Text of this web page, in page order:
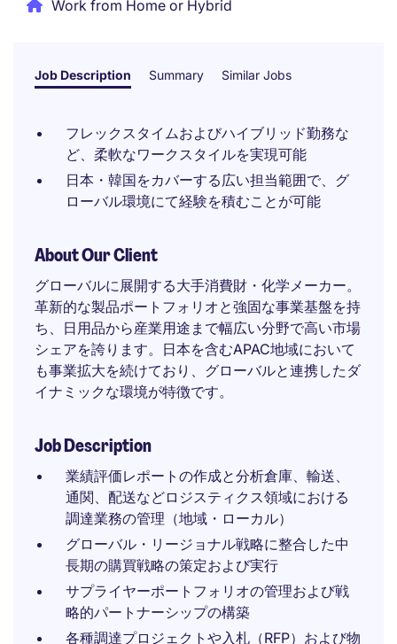
Work from Home or Hybrid
Job Description Summary Similar Jobs
フレックスタイムおよびハイブリッド勤務な
ど、柔軟なワークスタイルを実現可能
日本・韓国をカバーする広い担当範囲で、グ
ローバル環境にて経験を積むことが可能
About Our Client
グローバルに展開する大手消費財・化学メーカー。
革新的な製品ポートフォリオと強固な事業基盤を持
ち、日用品から産業用途まで幅広い分野で高い市場
シェアを誇ります。日本を含むAPAC地域において
も事業拡大を続けており、グローバルと連携したダ
イナミックな環境が特徴です。
Job Description
業績評価レポートの作成と分析倉庫、輸送、
通関、配送などロジスティクス領域における
調達業務の管理（地域・ローカル）
グローバル・リージョナル戦略に整合した中
長期の購買戦略の策定および実行
サプライヤーポートフォリオの管理および戦
略的パートナーシップの構築
各種調達プロジェクトや入札（RFP）および物